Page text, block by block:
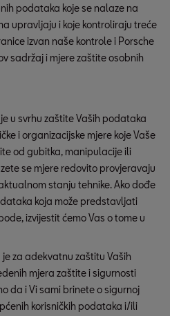
podataka koje se nalaze na
upravljaju i koje kontroliraju treće
izvan naše kontrole i Porsche
sadržaj i mjere zaštite osobnih
je u svrhu zaštite Vaših podataka
i organizacijske mjere koje Vaše
od gubitka, manipulacije ili
se mjere redovito provjeravaju
stanju tehnike. Ako dođe
koja može predstavljati
izvijestit ćemo Vas o tome u
za adekvatnu zaštitu Vaših
mjera zaštite i sigurnosti
da i Vi sami brinete o sigurnoj
korisničkih podataka i/ili